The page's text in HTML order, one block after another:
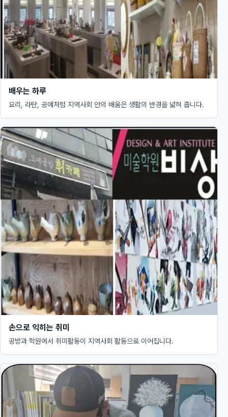
배우는 하루
요리, 라탄, 공예처럼 지역사회 안의 배움은 생활의 반경을 넓혀 줍니다.
손으로 익히는 취미
공방과 학원에서 취미활동이 지역사회 활동으로 이어집니다.